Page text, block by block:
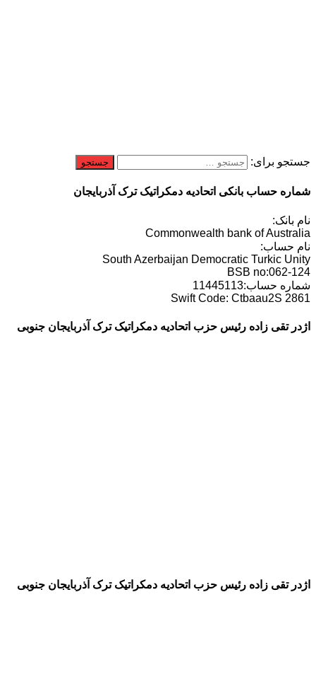
جستجو برای:
شماره حساب بانکی اتحادیه دمکراتیک ترک آذربایجان
نام بانک:
Commonwealth bank of Australia
نام حساب:
South Azerbaijan Democratic Turkic Unity
BSB no:062-124
شماره حساب:11445113
Swift Code: Ctbaau2S 2861
اژدر تقی زاده رئیس حزب اتحادیه دمکراتیک ترک آذربایجان جنوبی
اژدر تقی زاده رئیس حزب اتحادیه دمکراتیک ترک آذربایجان جنوبی